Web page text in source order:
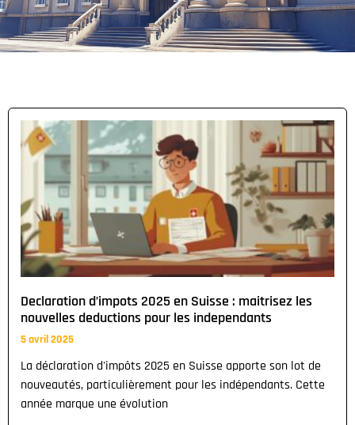
Declaration d’impots 2025 en Suisse : maitrisez les
nouvelles deductions pour les independants
5 avril 2025
La déclaration d'impôts 2025 en Suisse apporte son lot de
nouveautés, particulièrement pour les indépendants. Cette
année marque une évolution